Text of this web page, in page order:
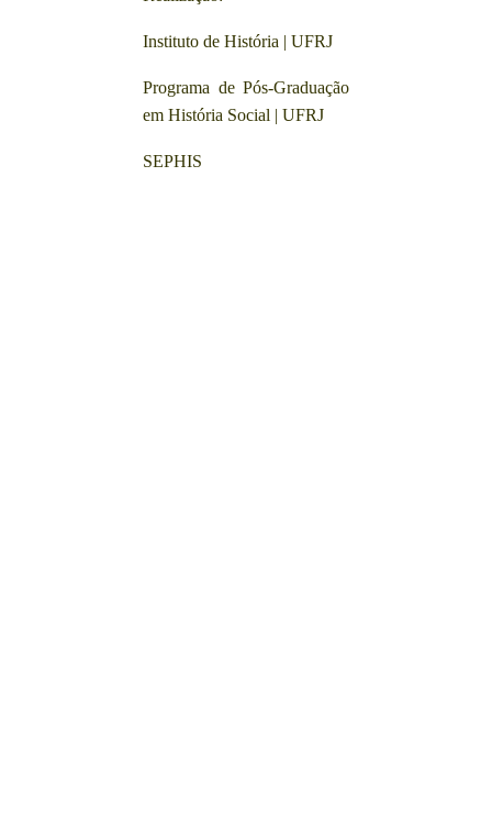
Instituto de História | UFRJ
Programa de Pós-Graduação
em História Social | UFRJ
SEPHIS